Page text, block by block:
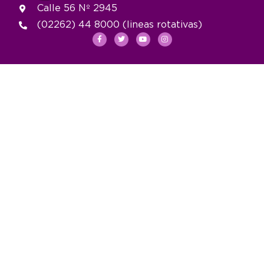
Calle 56 Nº 2945
(02262) 44 8000 (lineas rotativas)